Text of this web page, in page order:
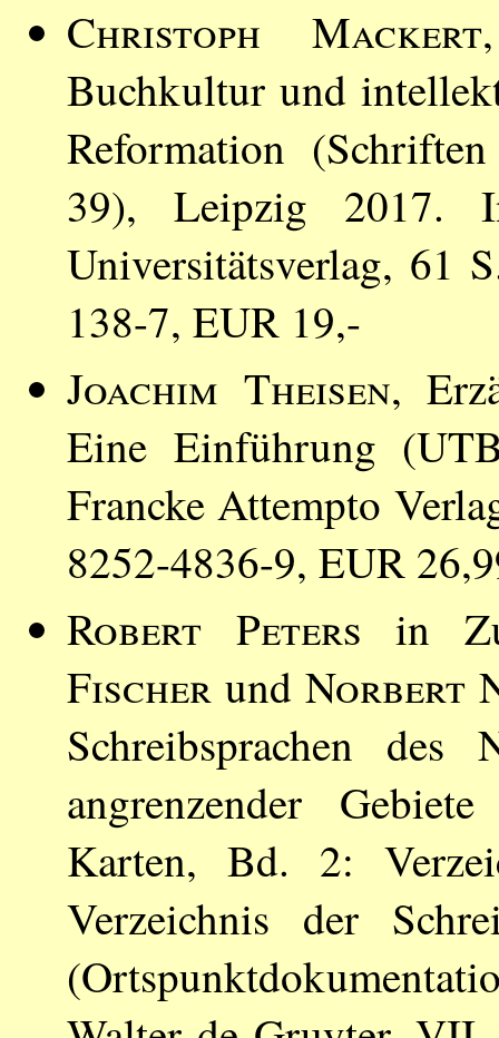
Christoph Mackert
Buchkultur und
Reformation
39), Leipzig 2017.
Universitätsverlag, 61
138-7, EUR 19,-
Joachim Theisen,
Eine Einführung
Francke Attempto
8252-4836-9, EUR
Robert Peters in
Fischer und Norbert
Schreibsprachen des
angrenzender
Karten, Bd. 2:
Verzeichnis der